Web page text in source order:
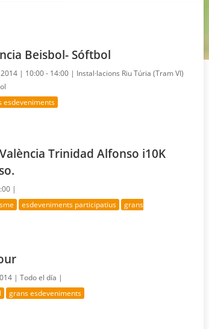
Beisbol- Sóftbol
| 10:00 - 14:00 | Instal·lacions Riu Túria (Tram VI)
esdeveniments
Trinidad Alfonso i10K
|
esdeveniments participatius
grans
|Todo el día |
grans esdeveniments